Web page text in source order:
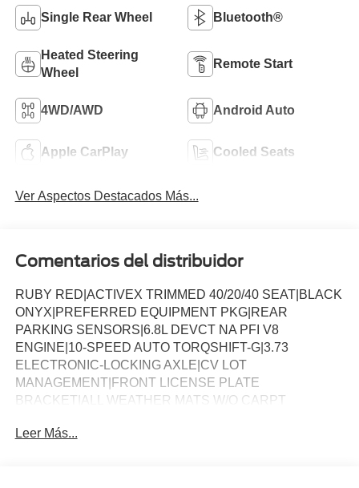
Single Rear Wheel Bluetooth®
Heated Steering
Wheel
Remote Start
4WD/AWD Android Auto
Apple CarPlay Cooled Seats
Ver Aspectos Destacados Más...
Comentarios del distribuidor
RUBY RED|ACTIVEX TRIMMED 40/20/40 SEAT|BLACK
ONYX|PREFERRED EQUIPMENT PKG|REAR
PARKING SENSORS|6.8L DEVCT NA PFI V8
ENGINE|10-SPEED AUTO TORQSHIFT-G|3.73
ELECTRONIC-LOCKING AXLE|CV LOT
MANAGEMENT|FRONT LICENSE PLATE
BRACKET|ALL WEATHER MATS W/O CARPT
ROAD PACKAGE|50 STATE EMISSIONS|SNOW PLOW
Leer Más...